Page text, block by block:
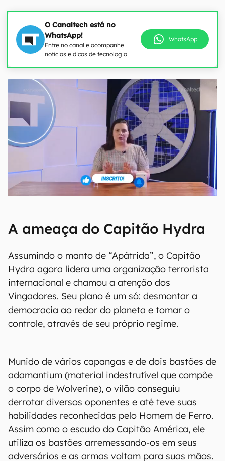
O Canaltech está no
WhatsApp!
Entre no canal e acompanhe
notícias e dicas de tecnologia
WhatsApp
A ameaça do Capitão Hydra
Assumindo o manto de “Apátrida”, o Capitão
Hydra agora lidera uma organização terrorista
internacional e chamou a atenção dos
Vingadores. Seu plano é um só: desmontar a
democracia ao redor do planeta e tomar o
controle, através de seu próprio regime.
Munido de vários capangas e de dois bastões de
adamantium (material indestrutível que compõe
o corpo de Wolverine), o vilão conseguiu
derrotar diversos oponentes e até teve suas
habilidades reconhecidas pelo Homem de Ferro.
Assim como o escudo do Capitão América, ele
utiliza os bastões arremessando-os em seus
adversários e as armas voltam para suas mãos.